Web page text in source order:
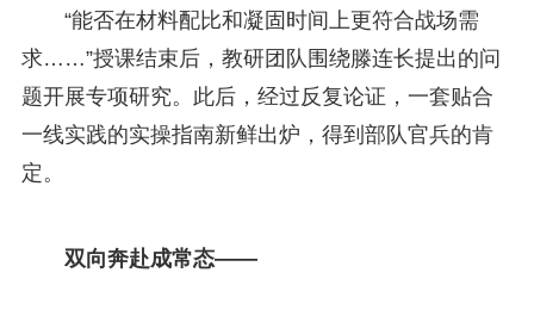
“能否在材料配比和凝固时间上更符合战场需
求……”授课结束后，教研团队围绕滕连长提出的问
题开展专项研究。此后，经过反复论证，一套贴合
一线实践的实操指南新鲜出炉，得到部队官兵的肯
定。
双向奔赴成常态——